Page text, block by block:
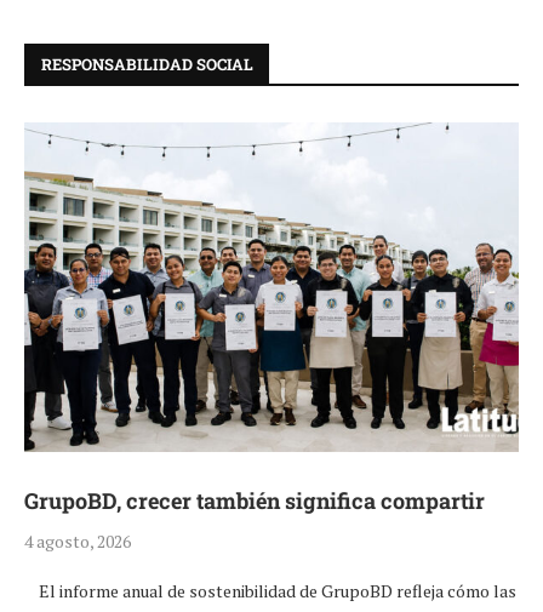
RESPONSABILIDAD SOCIAL
GrupoBD, crecer también significa compartir
4 agosto, 2026
El informe anual de sostenibilidad de GrupoBD refleja cómo las